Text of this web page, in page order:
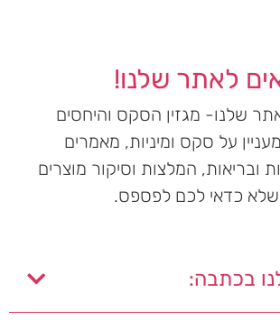
לאתר שלנו!
שלנו- מגזין הסקס והיחסים
על סקס ומיניות, מאמרים
ובריאות, המלצות וסיקור מוצרים
שלא כדאי לכם לפספס.
בכתבה: